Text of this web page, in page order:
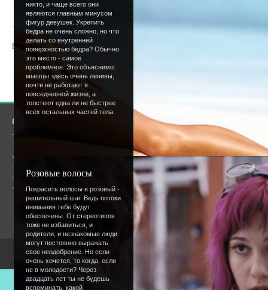
никто, и чаще всего они
являются главным минусом
фигур девушек. Укрепить
бедра не очень сложно, но что
делать со внутренней
поверхностью бедра? Обычно
это место - самое
проблемное. Это объяснимо:
мышцы здесь очень ленивы,
почти не работают в
повседневной жизни, а
толстеют едва ли не быстрее
всех остальных частей тела.
Розовые волосы
Покрасить волосы в розовый -
решительный шаг. Ведь потоки
внимания тебе будут
обеспечены. От стереотипов
тоже не избавиться, и
родители, и незнакомые люди
могут постоянно выражать
свое неодобрение. Но если
очень хочется, то когда, если
не в молодости? Через
двадцать лет ты не будешь
вспоминать, какой
« Предыдущая
Всего комментариев:0
Добавлять комментарии могут только
О сайте
Форум
Сообщество
Онлайн всего:
Гостей:12
Пользователей:0
Copyright